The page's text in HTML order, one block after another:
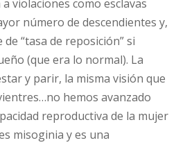
violaciones como esclavas
número de descendientes y,
“tasa de reposición” si
(que era lo normal). La
y parir, la misma visión que
hemos avanzado
reproductiva de la mujer
misoginia y es una